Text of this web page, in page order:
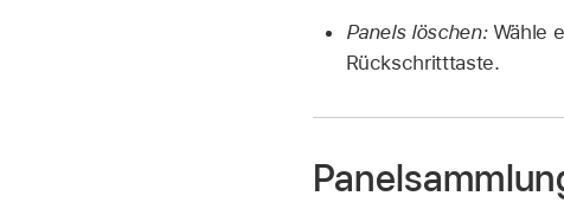
Panels löschen:Wähle
Rückschritttaste.